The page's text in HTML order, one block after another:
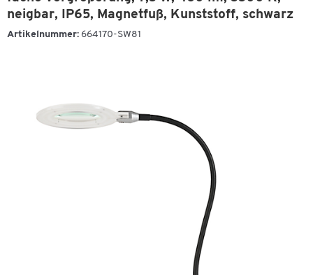
neigbar, IP65, Magnetfuß, Kunststoff, schwarz
Artikelnummer: 664170-SW81